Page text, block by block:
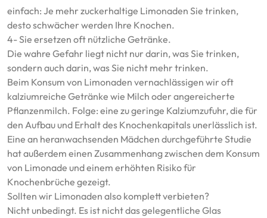
einfach: Je mehr zuckerhaltige Limonaden Sie trinken,
desto schwächer werden Ihre Knochen.
4- Sie ersetzen oft nützliche Getränke.
Die wahre Gefahr liegt nicht nur darin, was Sie trinken,
sondern auch darin, was Sie nicht mehr trinken.
Beim Konsum von Limonaden vernachlässigen wir oft
kalziumreiche Getränke wie Milch oder angereicherte
Pflanzenmilch. Folge: eine zu geringe Kalziumzufuhr, die für
den Aufbau und Erhalt des Knochenkapitals unerlässlich ist.
Eine an heranwachsenden Mädchen durchgeführte Studie
hat außerdem einen Zusammenhang zwischen dem Konsum
von Limonade und einem erhöhten Risiko für
Knochenbrüche gezeigt.
Sollten wir Limonaden also komplett verbieten?
Nicht unbedingt. Es ist nicht das gelegentliche Glas